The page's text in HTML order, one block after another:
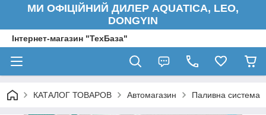
МИ ОФІЦІЙНИЙ ДИЛЕР AQUATICA, LEO,
DONGYIN
Інтернет-магазин "ТехБаза"
КАТАЛОГ ТОВАРОВ Автомагазин Паливна система